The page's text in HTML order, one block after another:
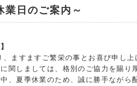
日のご案内～
ますますご繁栄の事とお喜び申し上
関しましては、格別のご協力を賜り
、夏季休業のため、誠に勝手ながら